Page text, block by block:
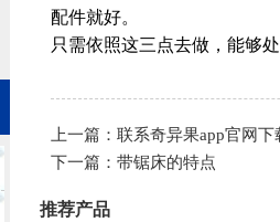
配件就好。
只需依照这三点去做，能够
上一篇： 联系奇异果app官网下
下一篇： 带锯床的特点
推荐产品